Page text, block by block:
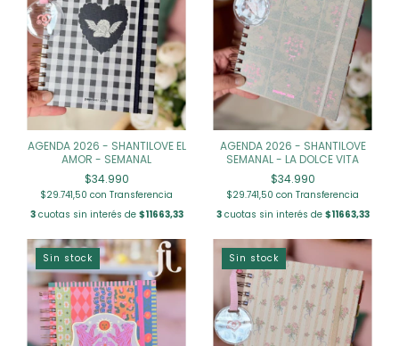
AGENDA 2026 - SHANTILOVE EL
AMOR - SEMANAL
$34.990
$29.741,50 con Transferencia
3cuotas sin interés de $11663,33
AGENDA 2026 - SHANTILOVE
SEMANAL - LA DOLCE VITA
$34.990
$29.741,50 con Transferencia
3cuotas sin interés de $11663,33
Sin stock Sin stock